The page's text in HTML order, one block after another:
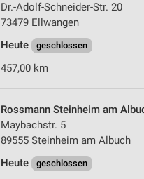
Dr.-Adolf-Schneider-Str. 20
73479 Ellwangen
Heute
geschlossen
457,00 km
Rossmann Steinheim am
Maybachstr. 5
89555 Steinheim am Albuch
Heute
geschlossen